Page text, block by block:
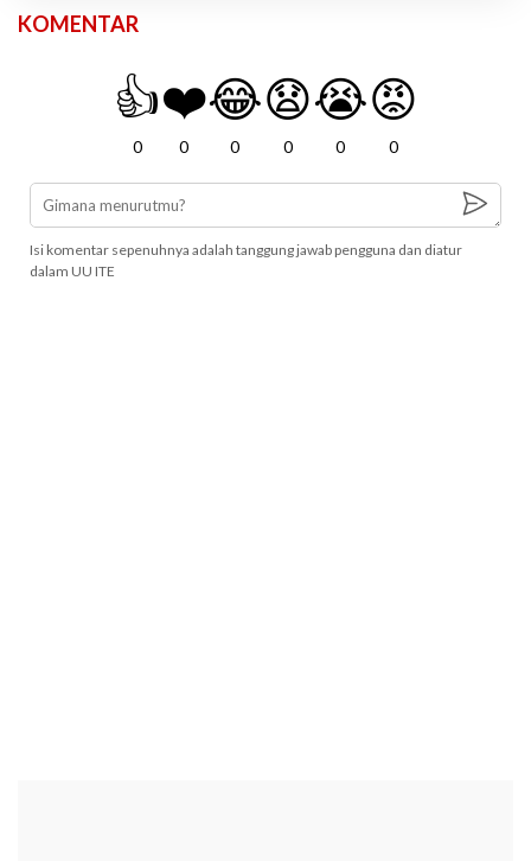
KOMENTAR
👍
0
❤️
0
😂
0
😧
0
😭
0
😡
0
Isi komentar sepenuhnya adalah tanggung jawab pengguna dan diatur
dalam UU ITE